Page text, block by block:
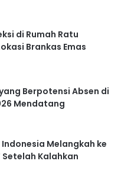
di Rumah Ratu
Brankas Emas
Berpotensi Absen di
Mendatang
Melangkah ke
Setelah Kalahkan